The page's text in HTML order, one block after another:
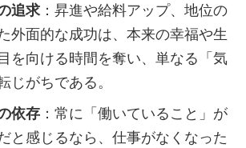
追求 ：昇進や給料アップ、地位の
外面的な成功は、本来の幸福や生
を向ける時間を奪い、単なる「気
じがちである。
依存 ：常に「働いていること」が
と感じるなら、仕事がなくなった